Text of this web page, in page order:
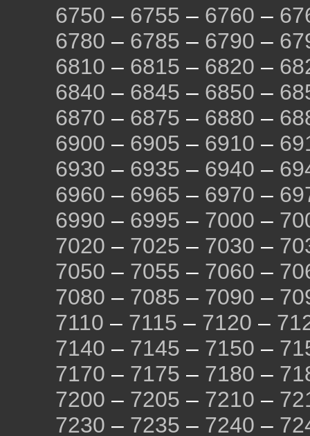
6750 – 6755 – 6760 –
6780 – 6785 – 6790 –
6810 – 6815 – 6820 –
6840 – 6845 – 6850 –
6870 – 6875 – 6880 –
6900 – 6905 – 6910 –
6930 – 6935 – 6940 –
6960 – 6965 – 6970 –
6990 – 6995 – 7000 –
7020 – 7025 – 7030 –
7050 – 7055 – 7060 –
7080 – 7085 – 7090 –
7110 – 7115 – 7120 –
7140 – 7145 – 7150 –
7170 – 7175 – 7180 –
7200 – 7205 – 7210 –
7230 – 7235 – 7240 –